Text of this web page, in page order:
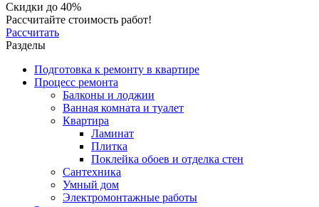
Скидки до 40%
Рассчитайте стоимость работ!
Рассчитать
Разделы
Подготовка к ремонту в квартире
Процесс ремонта
Балконы и лоджии
Ванная комната и туалет
Квартира
Ламинат
Плитка
Поклейка обоев и отделка стен
Сантехника
Умный дом
Электромонтажные работы